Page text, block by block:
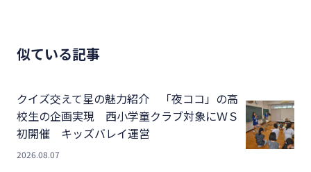
似ている記事
クイズ交えて星の魅力紹介 「夜ココ」の高
校生の企画実現 西小学童クラブ対象にＷＳ
初開催 キッズバレイ運営
2026.08.07